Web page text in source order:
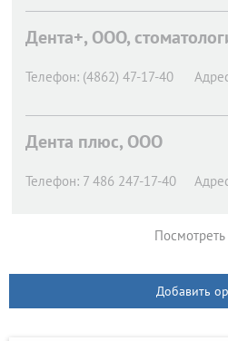
Дента+, ООО,
Телефон: (4862) 47-17-40
Дента плюс, ООО
Телефон: 7 486 247-17-40
Добавить